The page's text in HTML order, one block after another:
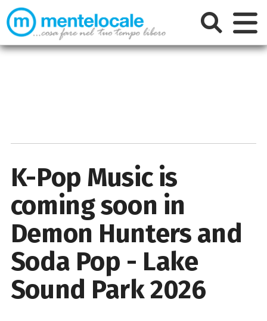
K-Pop Music is
coming soon in
Demon Hunters and
Soda Pop - Lake
Sound Park 2026